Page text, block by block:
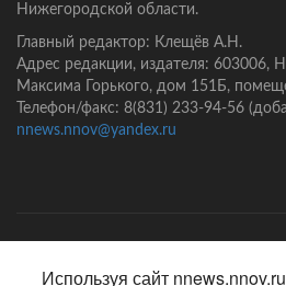
Нижегородской области.
Главный редактор: Клещёв А.Н.
Адрес редакции, издателя: 603006,
Максима Горького, дом 151Б,
Телефон/факс: 8(831) 233-94-56
nnews.nnov@yandex.ru
Используя сайт